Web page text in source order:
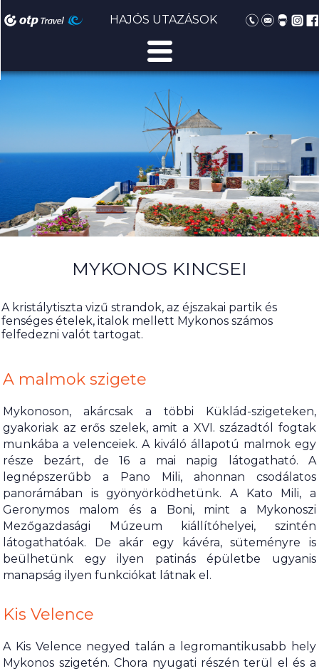
HAJÓS UTAZÁSOK
MYKONOS KINCSEI
A kristálytiszta vizű strandok, az éjszakai partik és
fenséges ételek, italok mellett Mykonos számos
felfedezni valót tartogat.
A malmok szigete
Mykonoson, akárcsak a többi Küklád-szigeteken,
gyakoriak az erős szelek, amit a XVI. századtól fogtak
munkába a velenceiek. A kiváló állapotú malmok egy
része bezárt, de 16 a mai napig látogatható. A
legnépszerűbb a Pano Mili, ahonnan csodálatos
panorámában is gyönyörködhetünk. A Kato Mili, a
Geronymos malom és a Boni, mint a Mykonoszi
Mezőgazdasági Múzeum kiállítóhelyei, szintén
látogathatóak. De akár egy kávéra, süteményre is
beülhetünk egy ilyen patinás épületbe ugyanis
manapság ilyen funkciókat látnak el.
Kis Velence
A Kis Velence negyed talán a legromantikusabb hely
Mykonos szigetén. Chora nyugati részén terül el és a